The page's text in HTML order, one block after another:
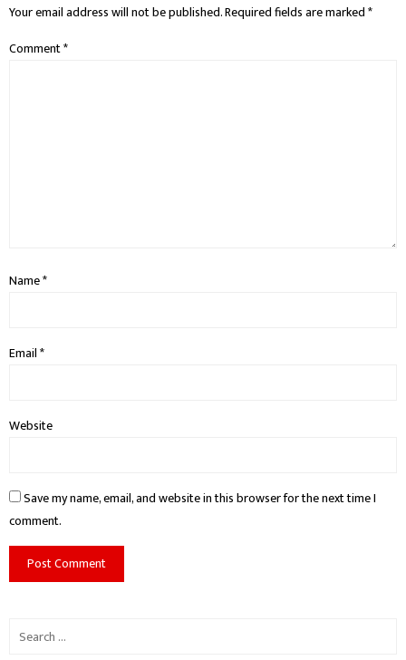
Your email address will not be published.Required fields are marked*
Comment*
Name*
Email*
Website
Save my name, email, and website in this browser for the next time I
comment.
Search